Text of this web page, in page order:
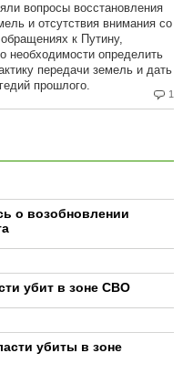
1
вопросы восстановления
и отсутствия внимания со
к Путину,
необходимости определить
передачи земель и дать
прошлого.
о возобновлении
убит в зоне СВО
убиты в зоне